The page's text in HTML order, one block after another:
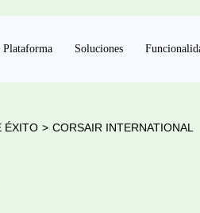
Plataforma Soluciones
ÉXITO > CORSAIR INTERNATIONAL